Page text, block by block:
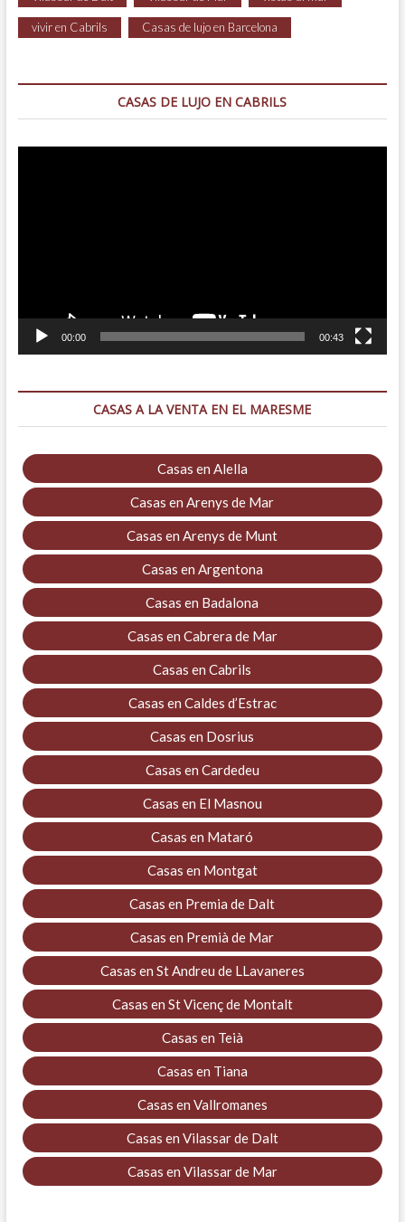
vivir en Cabrils Casas de lujo en Barcelona
CASAS DE LUJO EN CABRILS
00:00 00:43
CASAS A LA VENTA EN EL MARESME
Casas en Alella
Casas en Arenys de Mar
Casas en Arenys de Munt
Casas en Argentona
Casas en Badalona
Casas en Cabrera de Mar
Casas en Cabrils
Casas en Caldes d’Estrac
Casas en Dosrius
Casas en Cardedeu
Casas en El Masnou
Casas en Mataró
Casas en Montgat
Casas en Premia de Dalt
Casas en Premià de Mar
Casas en St Andreu de LLavaneres
Casas en St Vicenç de Montalt
Casas en Teià
Casas en Tiana
Casas en Vallromanes
Casas en Vilassar de Dalt
Casas en Vilassar de Mar